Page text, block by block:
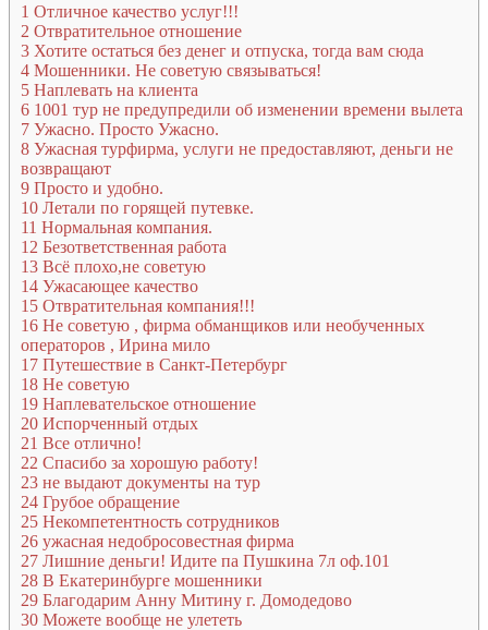
1 Отличное качество услуг!!!
2 Отвратительное отношение
3 Хотите остаться без денег и отпуска, тогда вам сюда
4 Мошенники. Не советую связываться!
5 Наплевать на клиента
6 1001 тур не предупредили об изменении времени вылета
7 Ужасно. Просто Ужасно.
8 Ужасная турфирма, услуги не предоставляют, деньги не
возвращают
9 Просто и удобно.
10 Летали по горящей путевке.
11 Нормальная компания.
12 Безответственная работа
13 Всё плохо,не советую
14 Ужасающее качество
15 Отвратительная компания!!!
16 Не советую , фирма обманщиков или необученных
операторов , Ирина мило
17 Путешествие в Санкт-Петербург
18 Не советую
19 Наплевательское отношение
20 Испорченный отдых
21 Все отлично!
22 Спасибо за хорошую работу!
23 не выдают документы на тур
24 Грубое обращение
25 Некомпетентность сотрудников
26 ужасная недобросовестная фирма
27 Лишние деньги! Идите па Пушкина 7л оф.101
28 В Екатеринбурге мошенники
29 Благодарим Анну Митину г. Домодедово
30 Можете вообще не улететь